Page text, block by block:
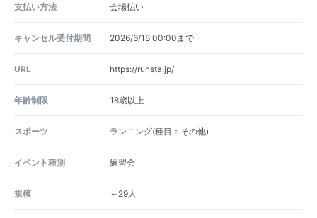
支払い方法 会場払い
キャンセル受付期間 2026/6/18 00:00まで
URL https://runsta.jp/
年齢制限 18歳以上
スポーツ ランニング(種目：その他)
イベント種別 練習会
規模 ～29人